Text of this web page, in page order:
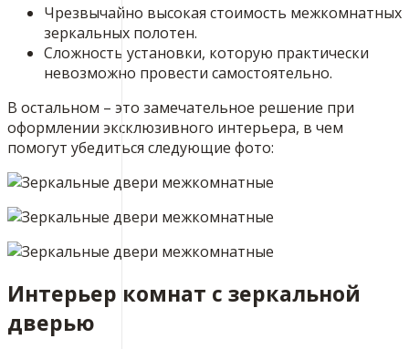
Чрезвычайно высокая стоимость межкомнатных
зеркальных полотен.
Сложность установки, которую практически
невозможно провести самостоятельно.
В остальном – это замечательное решение при
оформлении эксклюзивного интерьера, в чем
помогут убедиться следующие фото:
Интерьер комнат с зеркальной
дверью